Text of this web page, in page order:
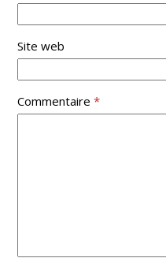
Site web
Commentaire*